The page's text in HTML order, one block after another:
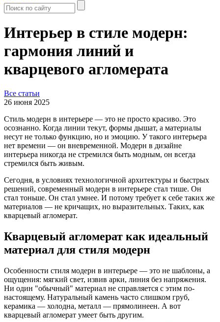
Интерьер в стиле модерн:
гармония линий и
кварцевого агломерата
Все статьи
26 июня 2025
Стиль модерн в интерьере — это не просто красиво. Это
осознанно. Когда линии текут, формы дышат, а материалы
несут не только функцию, но и эмоцию. У такого интерьера
нет времени — он вневременной. Модерн в дизайне
интерьера никогда не стремился быть модным, он всегда
стремился быть живым.
Сегодня, в условиях технологичной архитектуры и быстрых
решений, современный модерн в интерьере стал тише. Он
стал тоньше. Он стал умнее. И потому требует к себе таких же
материалов — не кричащих, но выразительных. Таких, как
кварцевый агломерат.
Кварцевый агломерат как идеальный
материал для стиля модерн
Особенности стиля модерн в интерьере — это не шаблоны, а
ощущения: мягкий свет, извив арки, линия без напряжения.
Ни один "обычный" материал не справляется с этим по-
настоящему. Натуральный камень часто слишком груб,
керамика — холодна, металл — прямолинеен. А вот
кварцевый агломерат умеет быть другим.